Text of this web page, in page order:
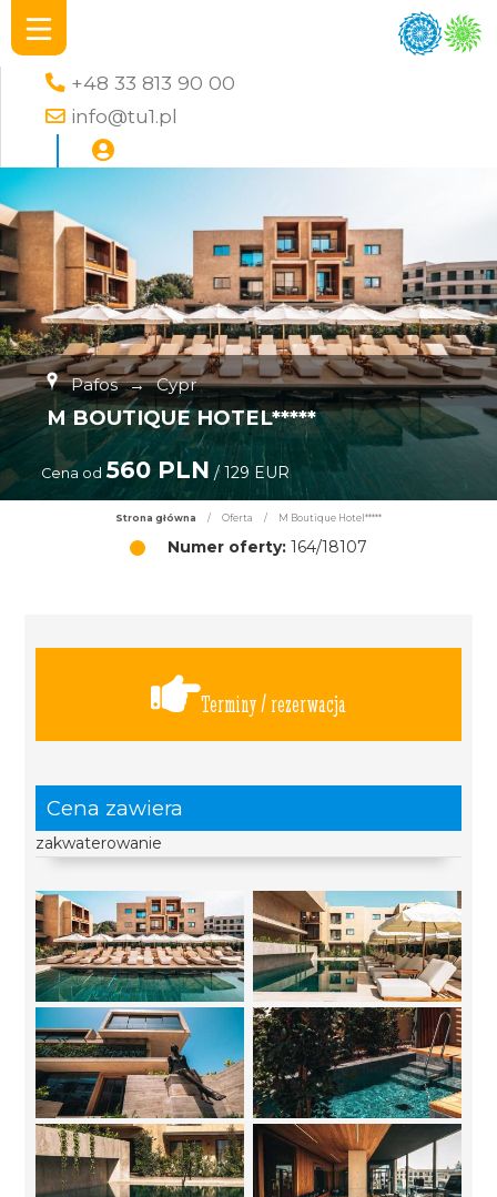
+48 33 813 90 00
info@tu1.pl
Pafos → Cypr
M BOUTIQUE HOTEL*****
Cena od 560 PLN / 129 EUR
Strona główna / Oferta / M Boutique Hotel*****
Numer oferty: 164/18107
Terminy / rezerwacja
Cena zawiera
zakwaterowanie